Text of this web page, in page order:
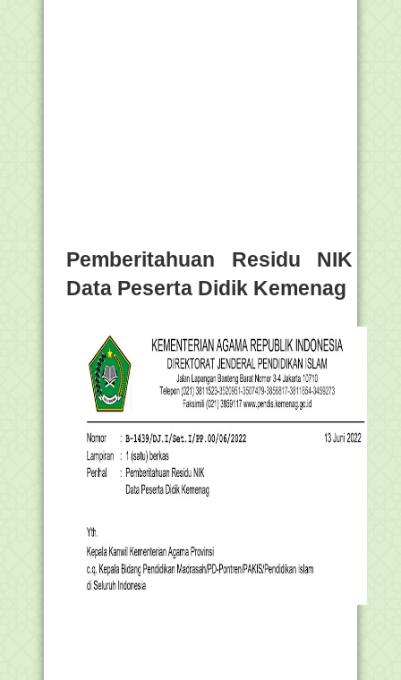
Pemberitahuan Residu NIK
Data Peserta Didik Kemenag